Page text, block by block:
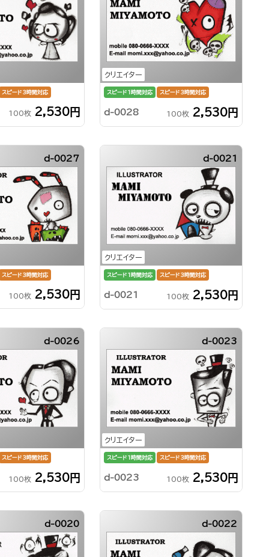
スピード3時間対応
100枚 2,530円
クリエイター
スピード1時間対応 スピード3時間対応
d-0028 100枚 2,530円
d-0027
スピード3時間対応
100枚 2,530円
クリエイター
d-0021
スピード1時間対応 スピード3時間対応
d-0021 100枚 2,530円
d-0026
スピード3時間対応
100枚 2,530円
クリエイター
d-0023
スピード1時間対応 スピード3時間対応
d-0023 100枚 2,530円
d-0020 d-0022